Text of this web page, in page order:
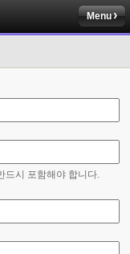
Menu
드시 포함해야 합니다.
공식버전 올라오면 답
00:15